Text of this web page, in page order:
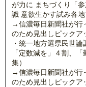
が力に まちづくり「
識 意欲生かす試み各地
→信濃毎日新聞社が行
のため見出しピックア
・統一地方選県民世
「定数減を」４割、
集）
→信濃毎日新聞社が行
のため見出しピックア